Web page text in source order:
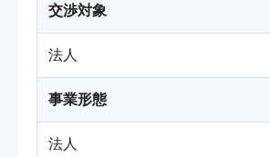
交渉対象
法人
事業形態
法人